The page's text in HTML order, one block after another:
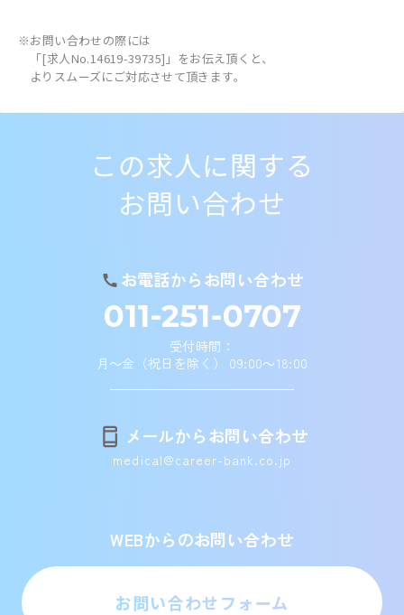
※お問い合わせの際には
「[求人No.14619-39735]」をお伝え頂くと、
よりスムーズにご対応させて頂きます。
この求人に関する
お問い合わせ
お電話からお問い合わせ
011-251-0707
受付時間：
月～金（祝日を除く） 09:00～18:00
メールからお問い合わせ
medical@career-bank.co.jp
WEBからのお問い合わせ
お問い合わせフォーム